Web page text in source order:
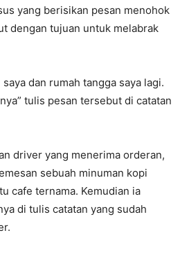
yang berisikan pesan menohok
dengan tujuan untuk melabrak
dan rumah tangga saya lagi.
tulis pesan tersebut di catatan
driver yang menerima orderan,
sebuah minuman kopi
cafe ternama. Kemudian ia
di tulis catatan yang sudah